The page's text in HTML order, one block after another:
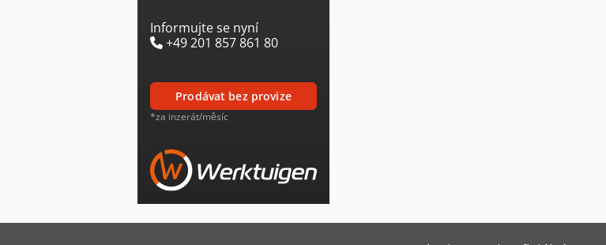
Informujte se nyní
+49 201 857 861 80
prodávat bez provize
*za inzerát/měsíc